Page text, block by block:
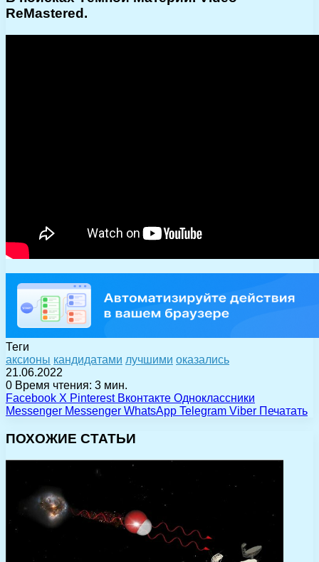
ReMastered.
Теги
аксионы кандидатами лучшими оказались
21.06.2022
0 Время чтения: 3 мин.
Facebook X Pinterest Вконтакте Одноклассники
Messenger Messenger WhatsApp Telegram Viber Печатать
ПОХОЖИЕ СТАТЬИ